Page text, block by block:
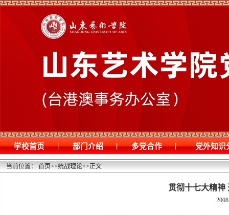
学校首页 | 部门介绍 | 多党合作 | 党外知识
当前位置：首页>>统战理论>>正文
贯彻十七大精神